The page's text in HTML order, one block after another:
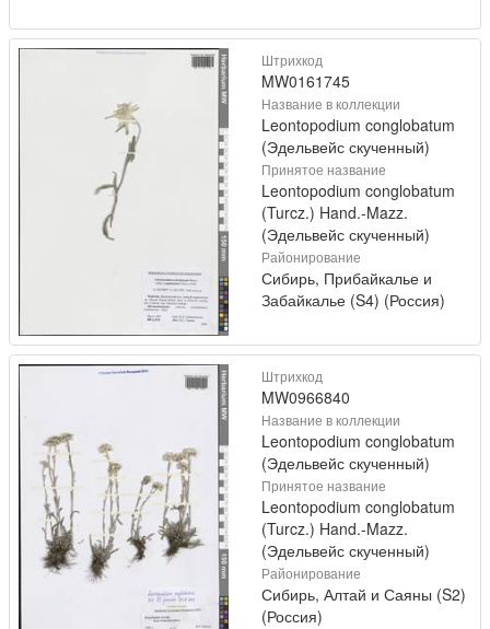
Штрихкод
MW0161745
Название в коллекции
Leontopodium conglobatum
(Эдельвейс скученный)
Принятое название
Leontopodium conglobatum
(Turcz.) Hand.-Mazz.
(Эдельвейс скученный)
Районирование
Сибирь, Прибайкалье и
Забайкалье (S4) (Россия)
Штрихкод
MW0966840
Название в коллекции
Leontopodium conglobatum
(Эдельвейс скученный)
Принятое название
Leontopodium conglobatum
(Turcz.) Hand.-Mazz.
(Эдельвейс скученный)
Районирование
Сибирь, Алтай и Саяны (S2)
(Россия)